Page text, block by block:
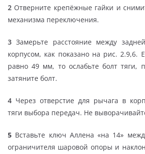
2 Отверните крепёжные гайки и
механизма переключения.
3 Замерьте расстояние между
корпусом, как показано на рис. 2.9,6.
равно 49 мм, то ослабьте болт тяги,
затяните болт.
4 Через отверстие для рычага в
тяги выбора передач. Не
5 Вставьте ключ Аллена «на 14»
ограничителя шаровой опоры и